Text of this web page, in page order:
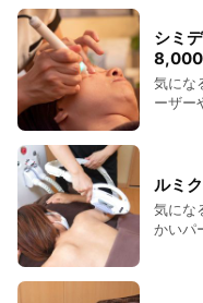
シミ
8,000
気にな
ーザー
ルミ
気にな
かいパ